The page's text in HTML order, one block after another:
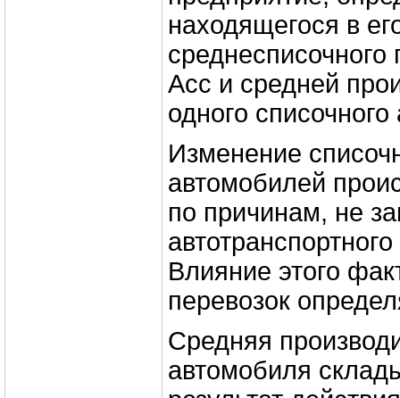
находящегося в
Асс и средней
одного
Изменение
автомобилей
по причинам, не
Влияние этого
перевозок
Средняя
автомобиля